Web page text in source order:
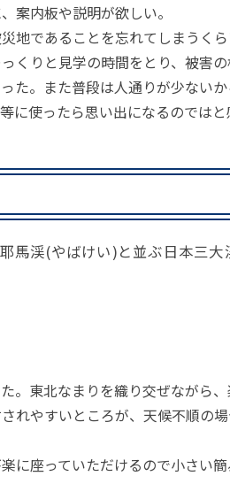
案内板や説明が欲しい。
地であることを忘れてしまうく
くりと見学の時間をとり、被害
た。また普段は人通りが少ない
に使ったら思い出になるのではと
馬渓(やばけい)と並ぶ日本三大
。東北なまりを織り交ぜながら
れやすいところが、天候不順の
に座っていただけるので小さい